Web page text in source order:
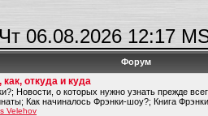
06.08.2026 12:17
Форум
откуда и куда
Новости, о которых нужно узнать прежде
Как начиналось Фрэнки-шоу?; Книга
Velehov